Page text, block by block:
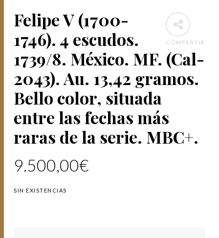
COMPARTIR
Felipe V (1700-
1746). 4 escudos.
1739/8. México. MF. (Cal-
2043). Au. 13,42 gramos.
Bello color, situada
entre las fechas más
raras de la serie. MBC+.
9.500,00€
SIN EXISTENCIAS